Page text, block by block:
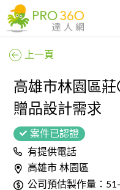
上一頁
高雄市林園區
贈品設計需求
案件已認證
有提供電話
高雄市 林園區
公司預估製作量：